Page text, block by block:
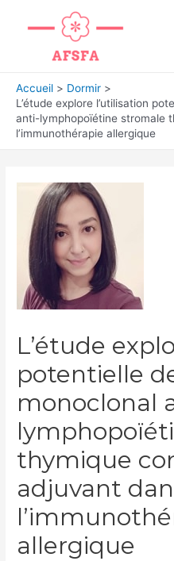
Accueil
Dormir
L’étude explore l’utilisation
anti-lymphopoïétine stromale
l’immunothérapie allergique
L’étude
potentielle
monoclonal
thymique
adjuvant
allergique